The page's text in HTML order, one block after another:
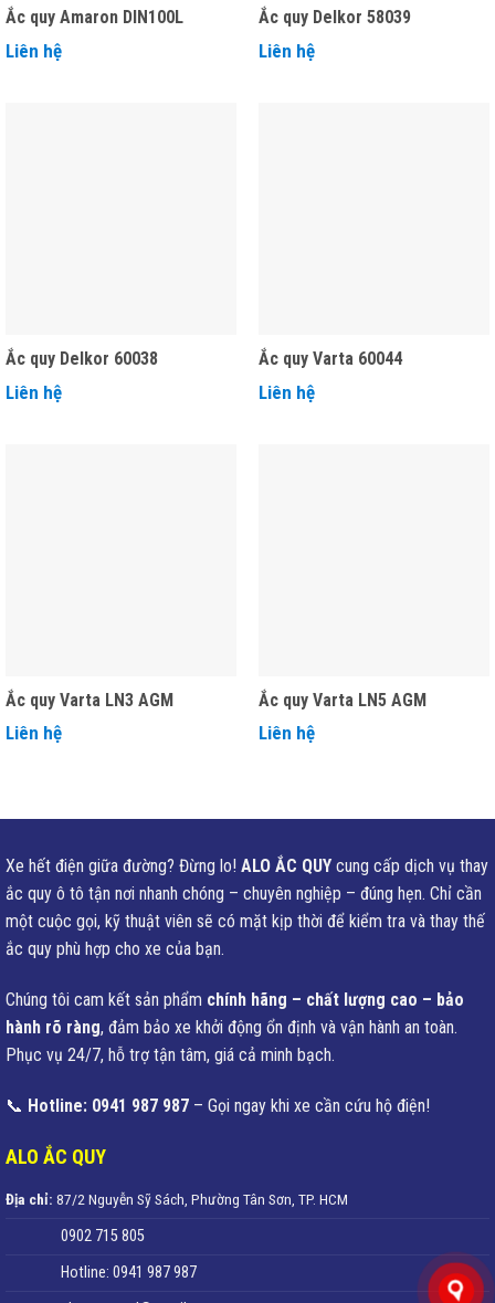
Ắc quy Amaron DIN100L
Liên hệ
Ắc quy Delkor 58039
Liên hệ
Ắc quy Delkor 60038
Liên hệ
Ắc quy Varta 60044
Liên hệ
Ắc quy Varta LN3 AGM
Liên hệ
Ắc quy Varta LN5 AGM
Liên hệ
Xe hết điện giữa đường? Đừng lo! ALO ẮC QUY cung cấp dịch vụ thay
ắc quy ô tô tận nơi nhanh chóng – chuyên nghiệp – đúng hẹn. Chỉ cần
một cuộc gọi, kỹ thuật viên sẽ có mặt kịp thời để kiểm tra và thay thế
ắc quy phù hợp cho xe của bạn.
Chúng tôi cam kết sản phẩm chính hãng – chất lượng cao – bảo
hành rõ ràng, đảm bảo xe khởi động ổn định và vận hành an toàn.
Phục vụ 24/7, hỗ trợ tận tâm, giá cả minh bạch.
📞 Hotline: 0941 987 987 – Gọi ngay khi xe cần cứu hộ điện!
ALO ẮC QUY
Địa chỉ: 87/2 Nguyễn Sỹ Sách, Phường Tân Sơn, TP. HCM
0902 715 805
Hotline: 0941 987 987